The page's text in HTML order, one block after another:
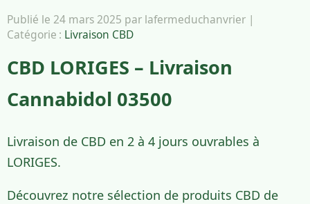
Publié le 24 mars 2025 par lafermeduchanvrier |
Catégorie : Livraison CBD
CBD LORIGES – Livraison
Cannabidol 03500
Livraison de CBD en 2 à 4 jours ouvrables à
LORIGES.
Découvrez notre sélection de produits CBD de